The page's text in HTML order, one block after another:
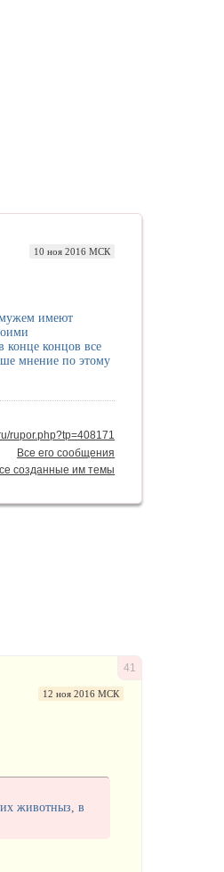
10 ноя 2016 МСК
имеют
концов все
мнение по этому
rupor.php?tp=408171
Все его сообщения
созданные им темы
41
12 ноя 2016 МСК
животныз, в